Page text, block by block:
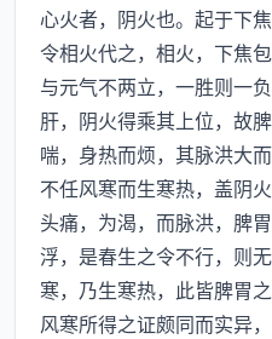
心火者，阴火也。起于下
令相火代之，相火，下焦
与元气不两立，一胜则一
肝，阴火得乘其上位，故
喘，身热而烦，其脉洪大
不任风寒而生寒热，盖阴
头痛，为渴，而脉洪，脾
浮，是春生之令不行，则
寒，乃生寒热，此皆脾胃
风寒所得之证颇同而实异